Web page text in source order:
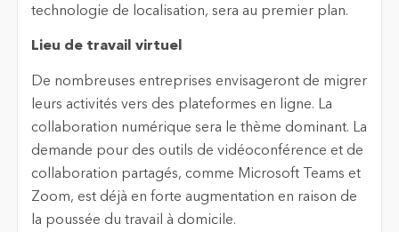
technologie de localisation, sera au premier plan.
Lieu de travail virtuel
De nombreuses entreprises envisageront de migrer
leurs activités vers des plateformes en ligne. La
collaboration numérique sera le thème dominant. La
demande pour des outils de vidéoconférence et de
collaboration partagés, comme Microsoft Teams et
Zoom, est déjà en forte augmentation en raison de
la poussée du travail à domicile.